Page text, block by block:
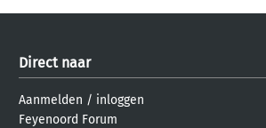
Direct naar
Aanmelden / inloggen
Feyenoord Forum